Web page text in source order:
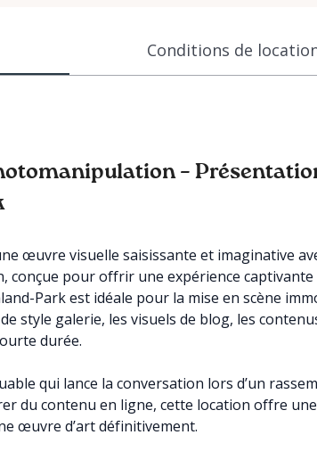
Conditions de
–
œuvre visuelle saisissante et imaginative
conçue pour offrir une expérience captivante
Park est idéale pour la mise en scène
style galerie, les visuels de blog, les
durée.
qui lance la conversation lors d’un
du contenu en ligne, cette location offre
œuvre d’art définitivement.